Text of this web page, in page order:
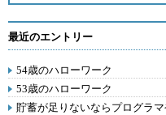
最近のエントリー
54歳のハローワーク
53歳のハローワーク
貯蓄が足りないならプログラ